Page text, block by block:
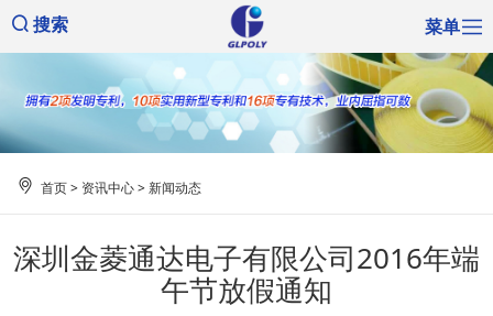
搜索 菜单
首页> 资讯中心>新闻动态
深圳金菱通达电子有限公司2016年端
午节放假通知